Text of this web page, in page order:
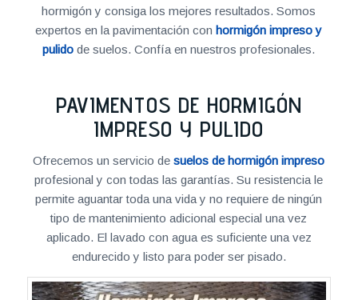
hormigón y consiga los mejores resultados. Somos
expertos en la pavimentación conhormigón impreso y
pulido de suelos. Confía en nuestros profesionales.
PAVIMENTOS DE HORMIGÓN
IMPRESO Y PULIDO
Ofrecemos un servicio desuelos de hormigón impreso
profesional y con todas las garantías. Su resistencia le
permite aguantar toda una vida y no requiere de ningún
tipo de mantenimiento adicional especial una vez
aplicado. El lavado con agua es suficiente una vez
endurecido y listo para poder ser pisado.